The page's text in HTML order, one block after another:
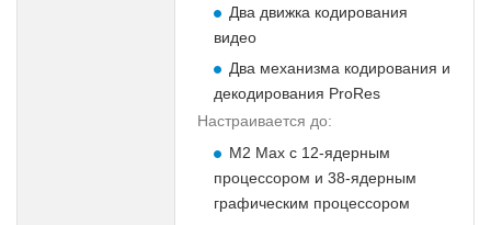
Два движка кодирования
видео
Два механизма кодирования и
декодирования ProRes
Настраивается до:
M2 Max с 12-ядерным
процессором и 38-ядерным
графическим процессором